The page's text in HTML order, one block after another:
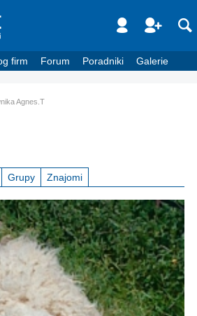
firm Forum Poradniki Galerie
Agnes.T
Grupy Znajomi